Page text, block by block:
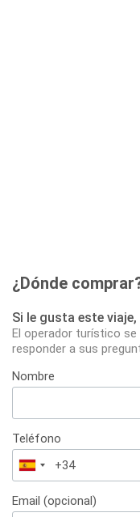
¿Dónde
Si le gusta este viaje,
El operador turístico
responder a sus
Nombre
Teléfono
España
+34
Email (opcional)